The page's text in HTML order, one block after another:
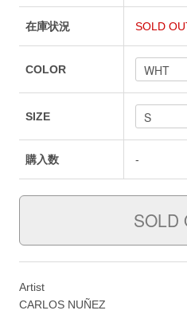
在庫状況 SOLD
COLOR
SIZE
購入数 -
Artist
CARLOS NUÑEZ